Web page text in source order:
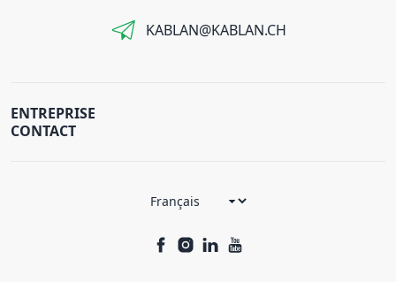
KABLAN@KABLAN.CH
ENTREPRISE
CONTACT